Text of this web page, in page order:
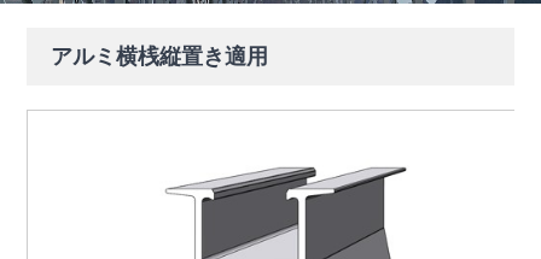
アルミ横桟縦置き適用